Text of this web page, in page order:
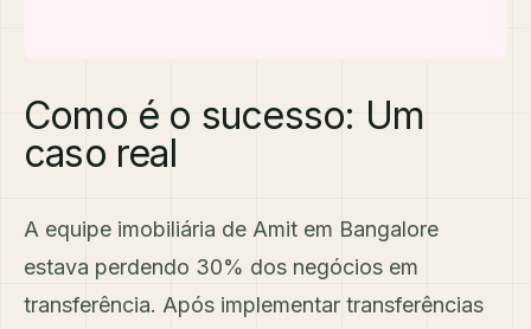
Como é o sucesso: Um
caso real
A equipe imobiliária de Amit em Bangalore
estava perdendo 30% dos negócios em
transferência. Após implementar transferências